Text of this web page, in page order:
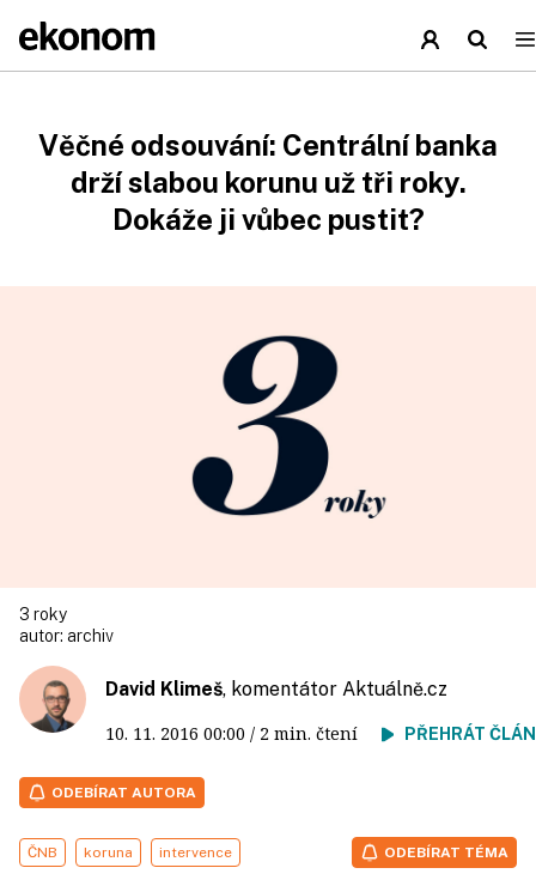
Věčné odsouvání: Centrální banka
drží slabou korunu už tři roky.
Dokáže ji vůbec pustit?
3 roky
autor: archiv
David Klimeš, komentátor Aktuálně.cz
10. 11. 2016 00:00 / 2 min. čtení PŘEHRÁT
ODEBÍRAT AUTORA
ČNB koruna intervence ODEBÍRAT TÉMA